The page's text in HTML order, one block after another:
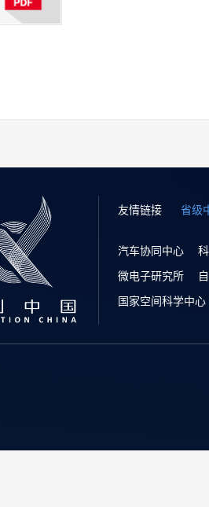
友情链接 省级
汽车协同中心
微电子研究所
国家空间科学中心